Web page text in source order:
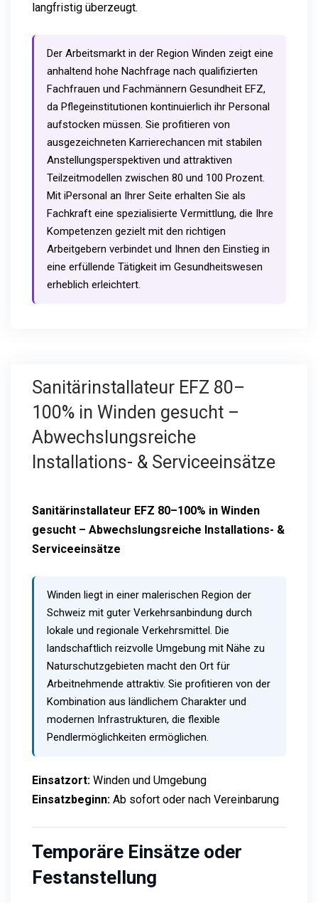
langfristig überzeugt.
Der Arbeitsmarkt in der Region Winden zeigt eine
anhaltend hohe Nachfrage nach qualifizierten
Fachfrauen und Fachmännern Gesundheit EFZ,
da Pflegeinstitutionen kontinuierlich ihr Personal
aufstocken müssen. Sie profitieren von
ausgezeichneten Karrierechancen mit stabilen
Anstellungsperspektiven und attraktiven
Teilzeitmodellen zwischen 80 und 100 Prozent.
Mit iPersonal an Ihrer Seite erhalten Sie als
Fachkraft eine spezialisierte Vermittlung, die Ihre
Kompetenzen gezielt mit den richtigen
Arbeitgebern verbindet und Ihnen den Einstieg in
eine erfüllende Tätigkeit im Gesundheitswesen
erheblich erleichtert.
Sanitärinstallateur EFZ 80–
100% in Winden gesucht –
Abwechslungsreiche
Installations- & Serviceeinsätze
Sanitärinstallateur EFZ 80–100% in Winden
gesucht – Abwechslungsreiche Installations- &
Serviceeinsätze
Winden liegt in einer malerischen Region der
Schweiz mit guter Verkehrsanbindung durch
lokale und regionale Verkehrsmittel. Die
landschaftlich reizvolle Umgebung mit Nähe zu
Naturschutzgebieten macht den Ort für
Arbeitnehmende attraktiv. Sie profitieren von der
Kombination aus ländlichem Charakter und
modernen Infrastrukturen, die flexible
Pendlermöglichkeiten ermöglichen.
Einsatzort: Winden und Umgebung
Einsatzbeginn: Ab sofort oder nach Vereinbarung
Temporäre Einsätze oder
Festanstellung